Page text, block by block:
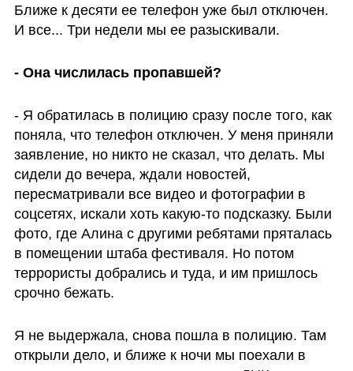
Ближе к десяти ее телефон уже был отключен.
И все... Три недели мы ее разыскивали.
- Она числилась пропавшей?
- Я обратилась в полицию сразу после того, как
поняла, что телефон отключен. У меня приняли
заявление, но никто не сказал, что делать. Мы
сидели до вечера, ждали новостей,
пересматривали все видео и фотографии в
соцсетях, искали хоть какую-то подсказку. Были
фото, где Алина с другими ребятами пряталась
в помещении штаба фестиваля. Но потом
террористы добрались и туда, и им пришлось
срочно бежать.
Я не выдержала, снова пошла в полицию. Там
открыли дело, и ближе к ночи мы поехали в